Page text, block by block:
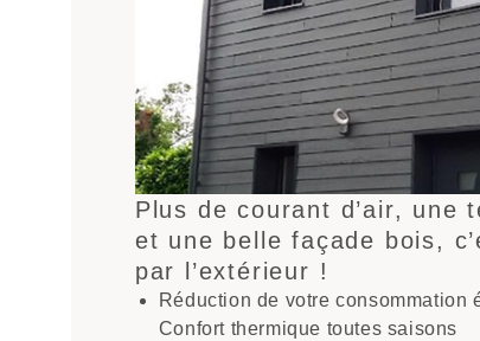
Plus de courant d’air, une
et une belle façade bois,
par l’extérieur !
Réduction de votre consommation
Confort thermique toutes saisons